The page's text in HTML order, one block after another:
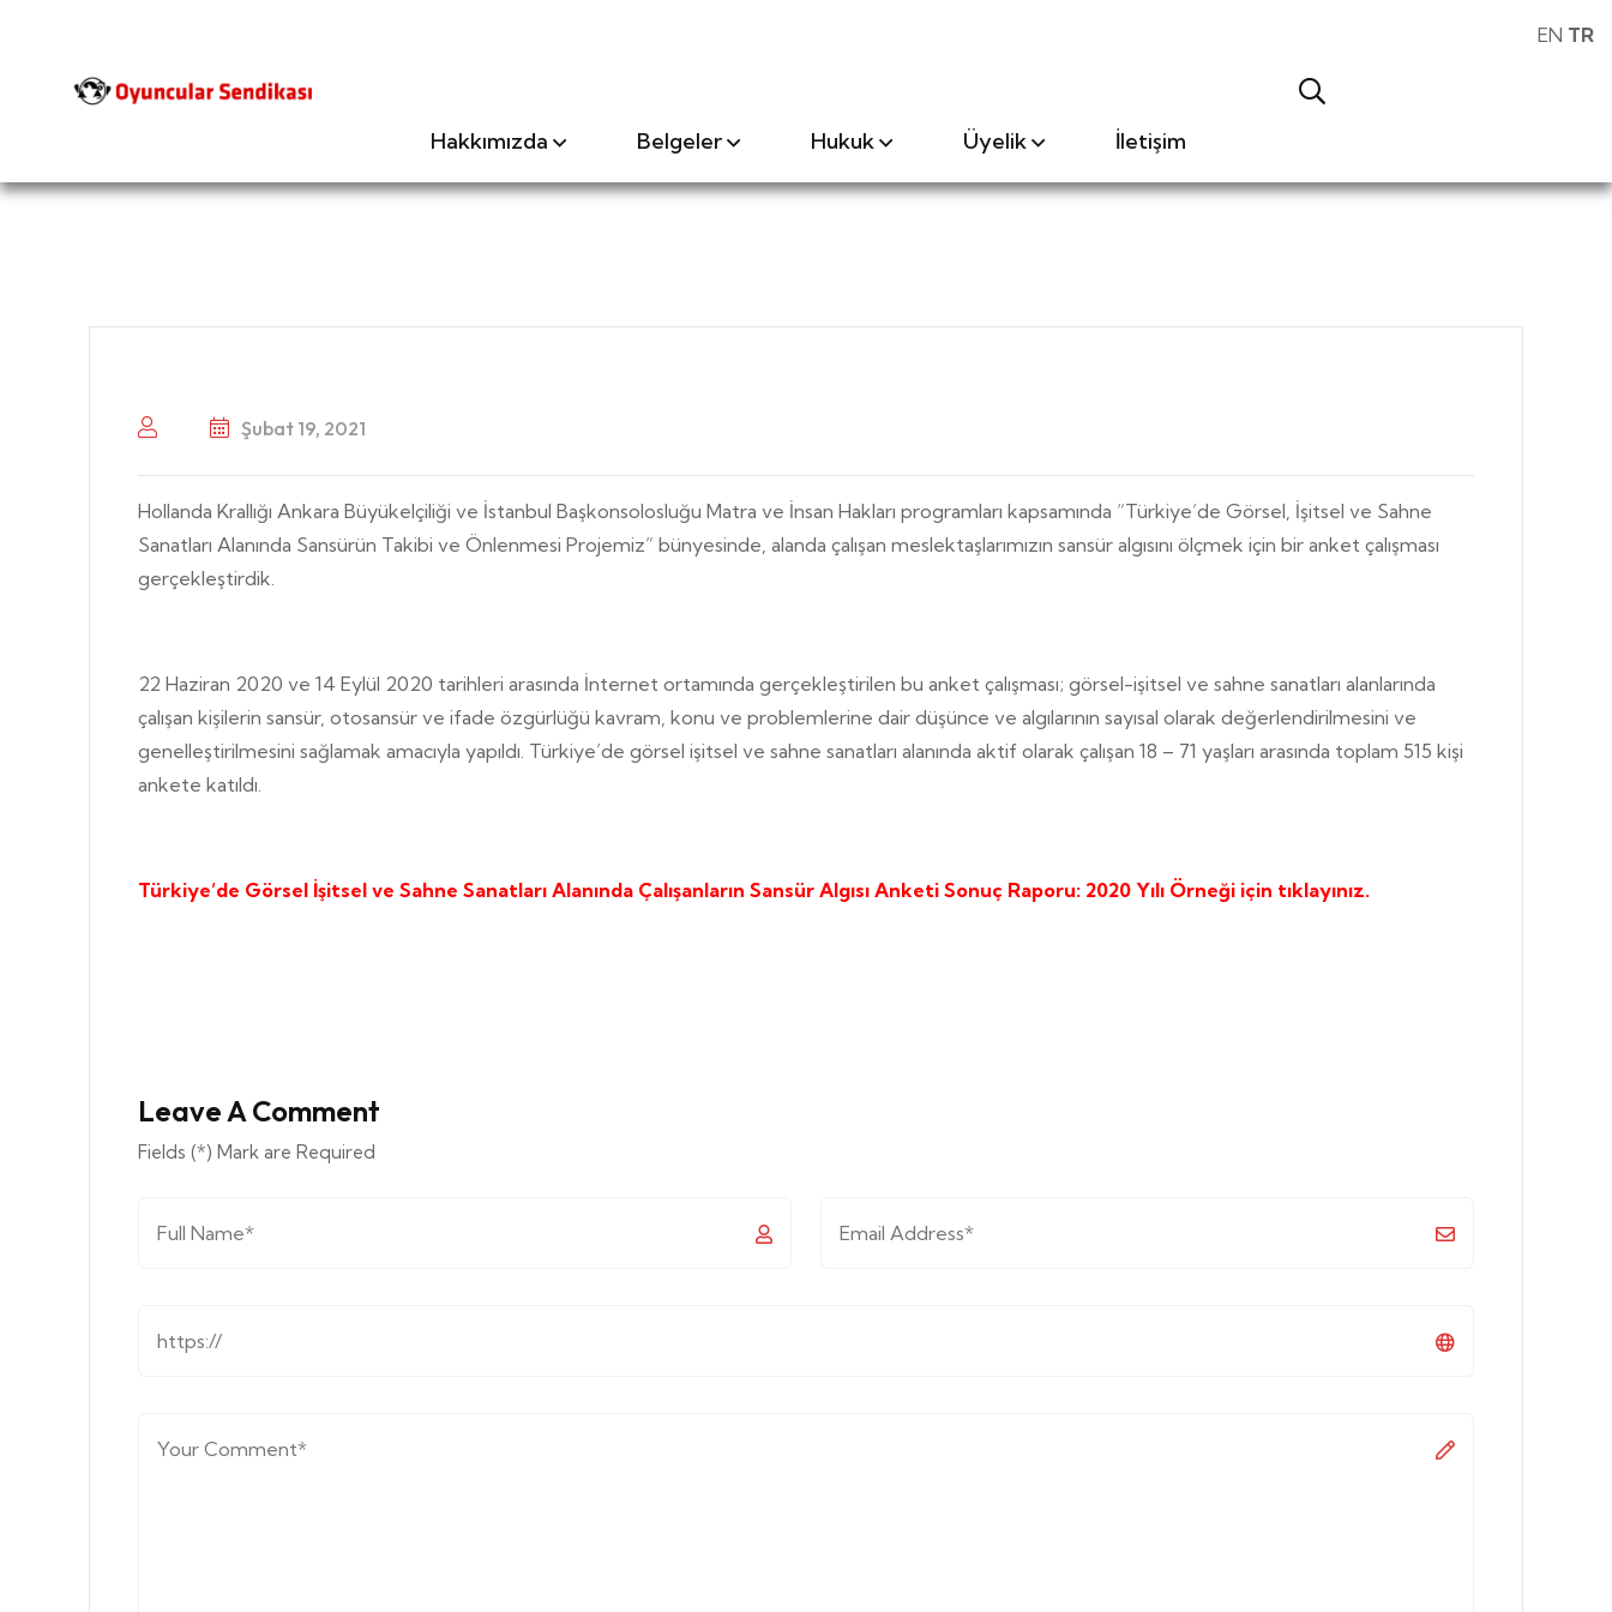
Hakkımızda Belgeler Hukuk Üyelik İletişim
Şubat 19, 2021
Hollanda Krallığı Ankara Büyükelçiliği ve İstanbul Başkonsolosluğu Matra ve İnsan Hakları programları kapsamında “Türkiye’de Görsel, İşitsel ve Sahne
Sanatları Alanında Sansürün Takibi ve Önlenmesi Projemiz” bünyesinde, alanda çalışan meslektaşlarımızın sansür algısını ölçmek için bir anket çalışması
gerçekleştirdik.
22 Haziran 2020 ve 14 Eylül 2020 tarihleri arasında İnternet ortamında gerçekleştirilen bu anket çalışması; görsel-işitsel ve sahne sanatları alanlarında
çalışan kişilerin sansür, otosansür ve ifade özgürlüğü kavram, konu ve problemlerine dair düşünce ve algılarının sayısal olarak değerlendirilmesini ve
genelleştirilmesini sağlamak amacıyla yapıldı. Türkiye’de görsel işitsel ve sahne sanatları alanında aktif olarak çalışan 18 – 71 yaşları arasında toplam 515 kişi
ankete katıldı.
Türkiye’de Görsel İşitsel ve Sahne Sanatları Alanında Çalışanların Sansür Algısı Anketi Sonuç Raporu: 2020 Yılı Örneği için tıklayınız.
Leave A Comment
Fields (*) Mark are Required
EN TR